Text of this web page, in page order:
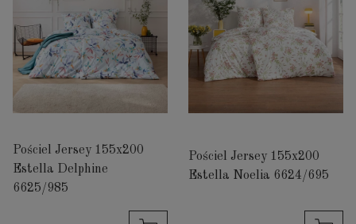
Pościel Jersey 155x200
Estella Delphine
6625/985
Pościel Jersey 155x200
Estella Noelia 6624/695